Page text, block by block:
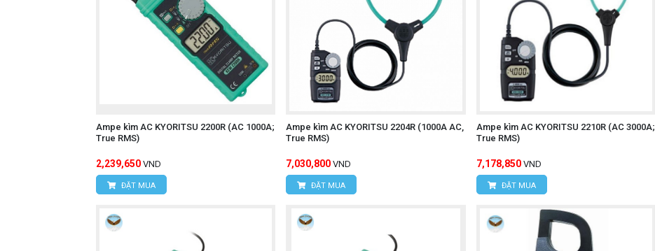
Ampe kìm AC KYORITSU 2200R (AC 1000A;
True RMS)
2,239,650 VND
ĐẶT MUA
Ampe kìm AC KYORITSU 2204R (1000A AC,
True RMS)
7,030,800 VND
ĐẶT MUA
Ampe kìm AC KYORITSU 2210R (AC 3000A;
True RMS)
7,178,850 VND
ĐẶT MUA